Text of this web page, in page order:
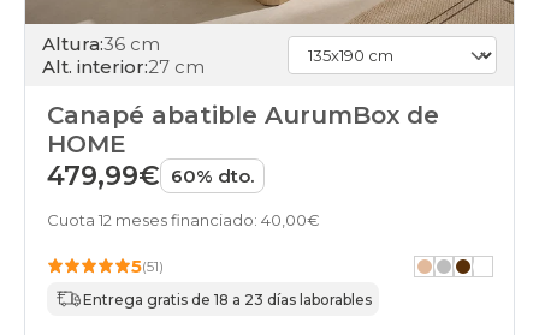
90x210cm-
especial
cambria
canapes-
90x220cm-
abatibles
100x180cm
abatibles
Altura:36 cm
Alt. interior:27 cm
Canapé abatible AurumBox de
HOME
479,99€ 60% dto.
Cuota 12 meses financiado: 40,00€
5(51)
Entrega gratis de 18 a 23 días laborables